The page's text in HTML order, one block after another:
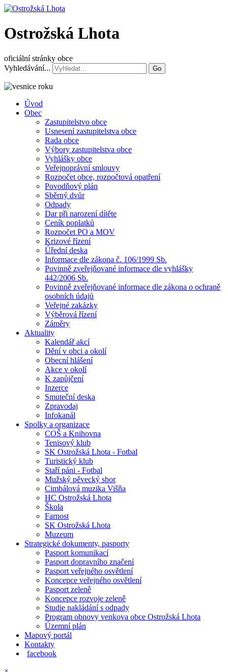
Ostrožská Lhota
oficiální stránky obce
Vyhledávání...
Go
Úvod
Obec
Zastupitelstvo obce
Usnesení zastupitelstva obce
Rada obce
Výbory zastupitelstva obce
Vyhlášky obce
Veřejnoprávní smlouvy
Rozpočet obce, rozpočtová opatření
Povodňový plán
Sběrný dvůr
Odpady
Dar při narození dítěte
Ceník poplatků
Rozpočet PO a MOV
Krizové řízení
Úřední deska
Informace dle zákona č. 106/1999 Sb.
Povinně zveřejňované informace dle vyhlášky
442/2006 Sb.
Povinně zveřejňované informace dle zákona o ochraně
osobních údajů
Veřejné zakázky
Výběrová řízení
Záměry
Aktuality
Kalendář akcí
Dění v obci a okolí
Obecní hlášení
Akce v okolí
K zapůjčení
Inzerce
Smuteční deska
Zpravodaj
Infokanál
Spolky a organizace
COŠ a Knihovna
Tenisový klub
SK Ostrožská Lhota - Fotbal
Turistický klub
Staří páni - Fotbal
Mužský pěvecký sbor
Cimbálová muzika Višňa
HC Ostrožská Lhota
Škola
Farnost
SK Ostrožská Lhota
Muzeum
Strategické dokumenty, pasporty
Pasport komunikací
Pasport dopravního značení
Pasport veřejného osvětlení
Koncepce veřejného osvětlení
Pasport zeleně
Koncepce rozvoje zeleně
Studie nakládání s odpady
Program obnovy venkova obce Ostrožská Lhota
Územní plán
Mapový portál
Kontakty
facebook